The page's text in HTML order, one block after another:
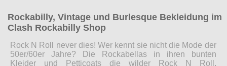
Rockabilly, Vintage und Burlesque Bekleidung im
Clash Rockabilly Shop
Rock N Roll never dies! Wer kennt sie nicht die Mode der
50er/60er Jahre? Die Rockabellas in ihren bunten
Kleider und Petticoats die wilder Rock N Roll,